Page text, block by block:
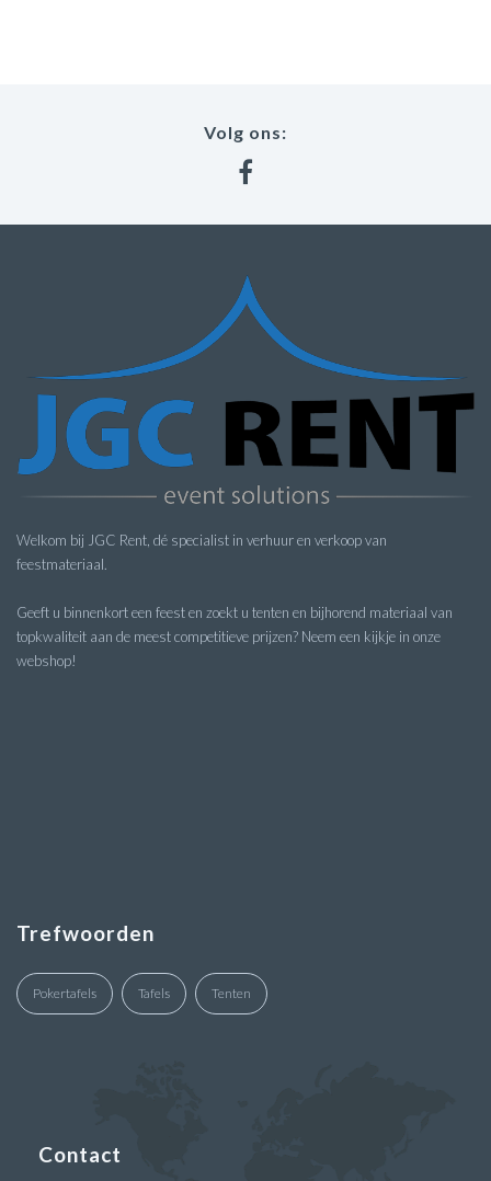
Volg ons:
Welkom bij JGC Rent, dé specialist in verhuur en verkoop van
feestmateriaal.
Geeft u binnenkort een feest en zoekt u tenten en bijhorend materiaal van
topkwaliteit aan de meest competitieve prijzen? Neem een kijkje in onze
webshop!
Trefwoorden
Pokertafels Tafels Tenten
Contact